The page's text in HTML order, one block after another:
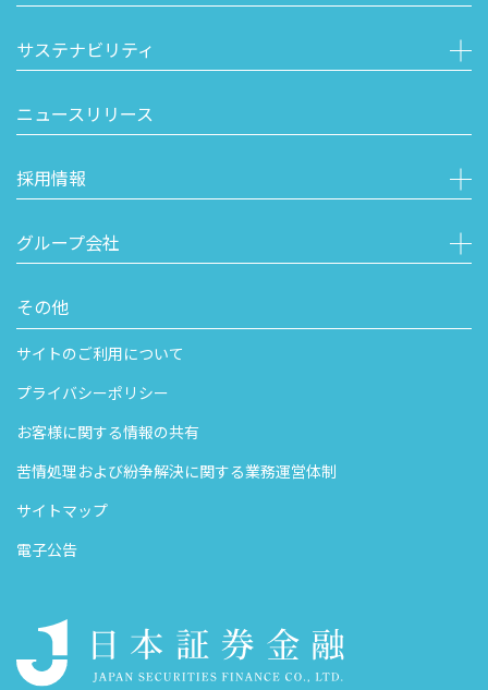
サステナビリティ
ニュースリリース
採用情報
グループ会社
その他
サイトのご利用について
プライバシーポリシー
お客様に関する情報の共有
苦情処理および紛争解決に関する業務運営体制
サイトマップ
電子公告